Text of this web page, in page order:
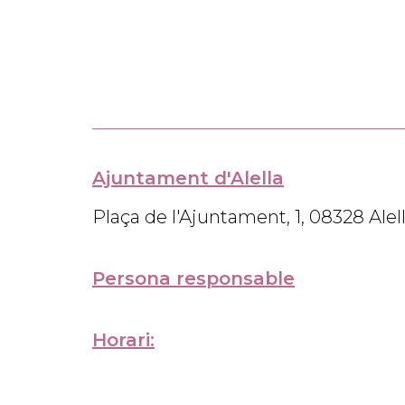
Ajuntament d'Alella
Plaça de l'Ajuntament, 1, 08328
Persona responsable
Horari: